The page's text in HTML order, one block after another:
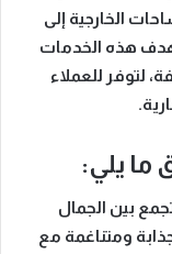
الخارجية إلى
هذه الخدمات
لتوفر للعملاء
ما يلي:
بين الجمال
ومتناغمة مع